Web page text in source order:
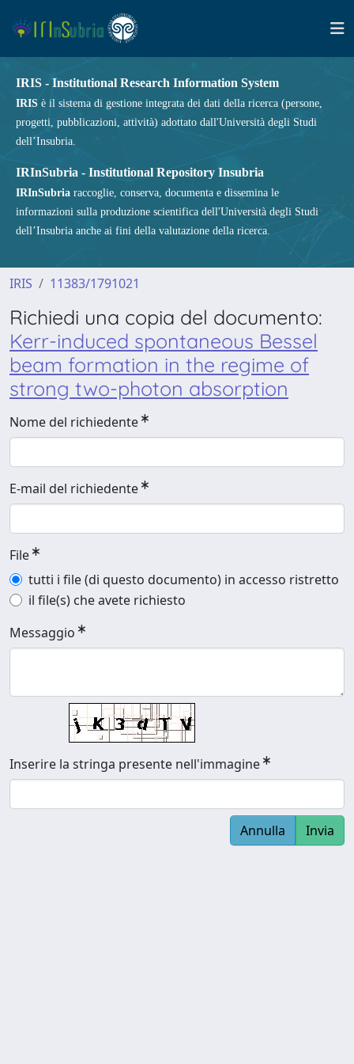
IRIS - Institutional Research Information System
IRIS è il sistema di gestione integrata dei dati della ricerca (persone,
progetti, pubblicazioni, attività) adottato dall'Università degli Studi
dell’Insubria.
IRInSubria - Institutional Repository Insubria
IRInSubria raccoglie, conserva, documenta e dissemina le
informazioni sulla produzione scientifica dell'Università degli Studi
dell’Insubria anche ai fini della valutazione della ricerca.
IRIS 11383/1791021
Richiedi una copia del documento:
Kerr-induced spontaneous Bessel
beam formation in the regime of
strong two-photon absorption
Nome del richiedente
E-mail del richiedente
File
tutti i file (di questo documento) in accesso ristretto
il file(s) che avete richiesto
Messaggio
Inserire la stringa presente nell'immagine
Annulla Invia